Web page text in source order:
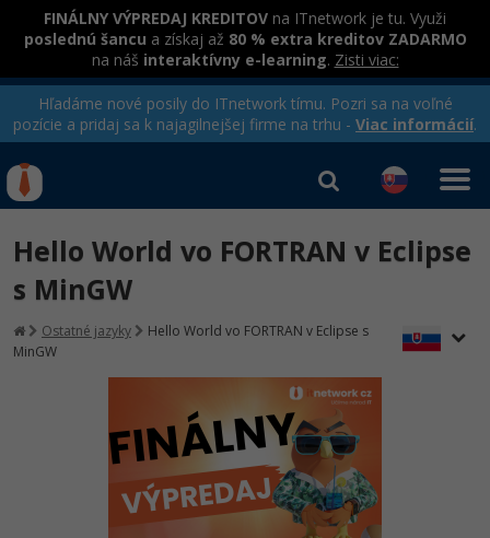
FINÁLNY VÝPREDAJ KREDITOV na ITnetwork je tu. Využi
poslednú šancu a získaj až 80 % extra kreditov ZADARMO
na náš interaktívny e-learning. Zisti viac:
Hľadáme nové posily do ITnetwork tímu. Pozri sa na voľné
pozície a pridaj sa k najagilnejšej firme na trhu - Viac informácií.
hradené úradom práce
Kurzy programovania
C# .NET -80%
Python -80%
Prihlásiť sa| Registrovať
Hello World vo FORTRAN v Eclipse
s MinGW
Ostatné jazyky
Hello World vo FORTRAN v Eclipse s
MinGW